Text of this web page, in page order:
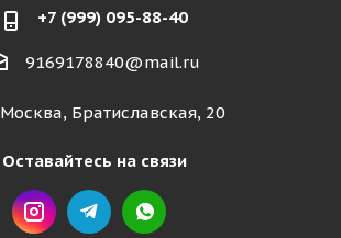
+7 (999) 095-88-40
9169178840@mail.ru
Москва, Братиславская, 20
Оставайтесь на связи